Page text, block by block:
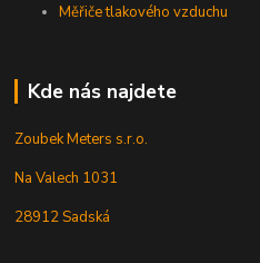
Měřiče tlakového vzduchu
Kde nás najdete
Zoubek Meters s.r.o.
Na Valech 1031
28912 Sadská